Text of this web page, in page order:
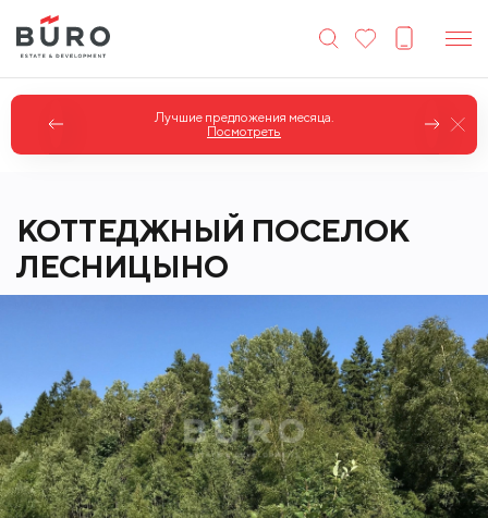
Лучшие предложения месяца.
Посмотреть
КОТТЕДЖНЫЙ ПОСЕЛОК
ЛЕСНИЦЫНО